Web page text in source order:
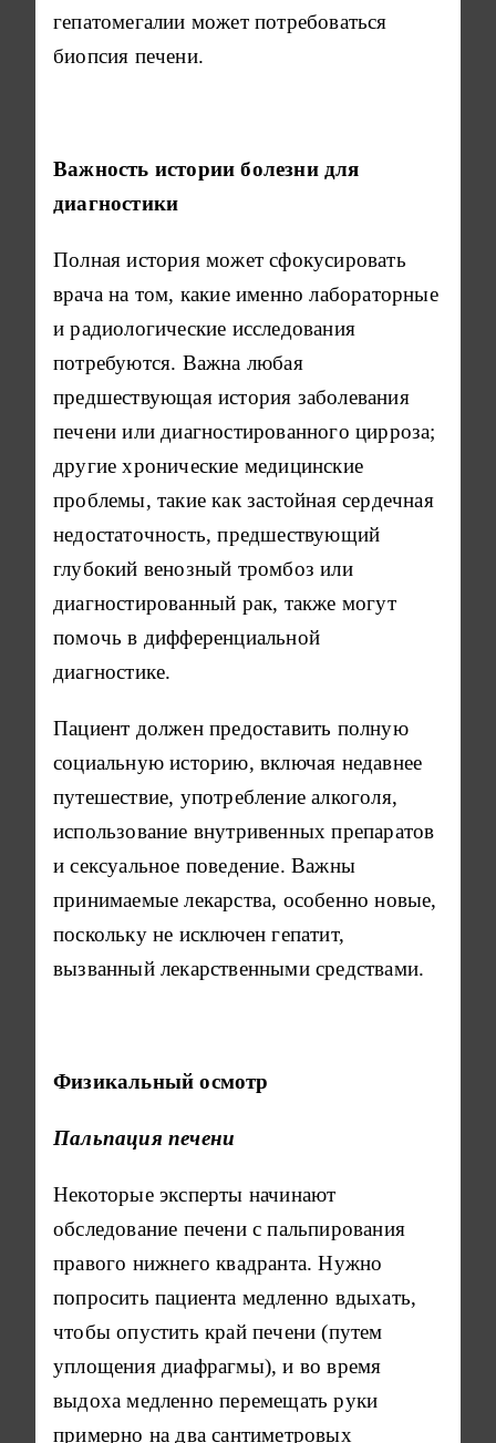
гепатомегалии может потребоваться
биопсия печени.
Важность истории болезни для
диагностики
Полная история может сфокусировать
врача на том, какие именно лабораторные
и радиологические исследования
потребуются. Важна любая
предшествующая история заболевания
печени или диагностированного цирроза;
другие хронические медицинские
проблемы, такие как застойная сердечная
недостаточность, предшествующий
глубокий венозный тромбоз или
диагностированный рак, также могут
помочь в дифференциальной
диагностике.
Пациент должен предоставить полную
социальную историю, включая недавнее
путешествие, употребление алкоголя,
использование внутривенных препаратов
и сексуальное поведение. Важны
принимаемые лекарства, особенно новые,
поскольку не исключен гепатит,
вызванный лекарственными средствами.
Физикальный осмотр
Пальпация печени
Некоторые эксперты начинают
обследование печени с пальпирования
правого нижнего квадранта. Нужно
попросить пациента медленно вдыхать,
чтобы опустить край печени (путем
уплощения диафрагмы), и во время
выдоха медленно перемещать руки
примерно на два сантиметровых